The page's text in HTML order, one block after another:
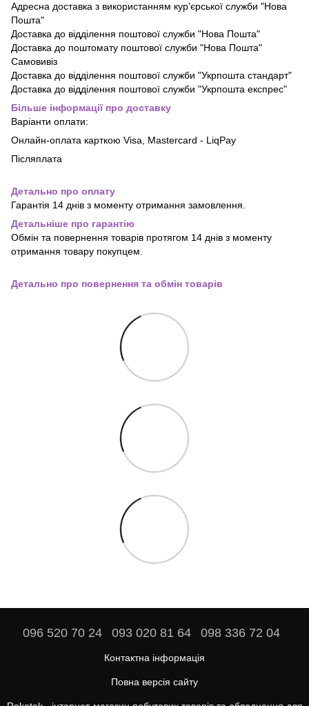
Адресна доставка з використанням кур'єрської служби "Нова
Пошта"
Доставка до відділення поштової служби "Нова Пошта"
Доставка до поштомату поштової служби "Нова Пошта"
Самовивіз
Доставка до відділення поштової служби "Укрпошта стандарт"
Доставка до відділення поштової служби "Укрпошта експрес"
Більше інформації про доставку
Варіанти оплати:
Онлайн-оплата карткою Visa, Mastercard - LiqPay
Післяплата
Детально про оплату
Гарантія 14 днів з моменту отримання замовлення.
Детальніше про гарантію
Обмін та повернення товарів протягом 14 днів з моменту
отримання товару покупцем.
Детально про повернення та обмін товарів
096 520 70 24 093 020 81 64 098 336 72 04
Контактна інформація
Повна версія сайту